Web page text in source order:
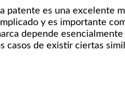
es una excelente
y es importante
depende
casos de existir ciertas